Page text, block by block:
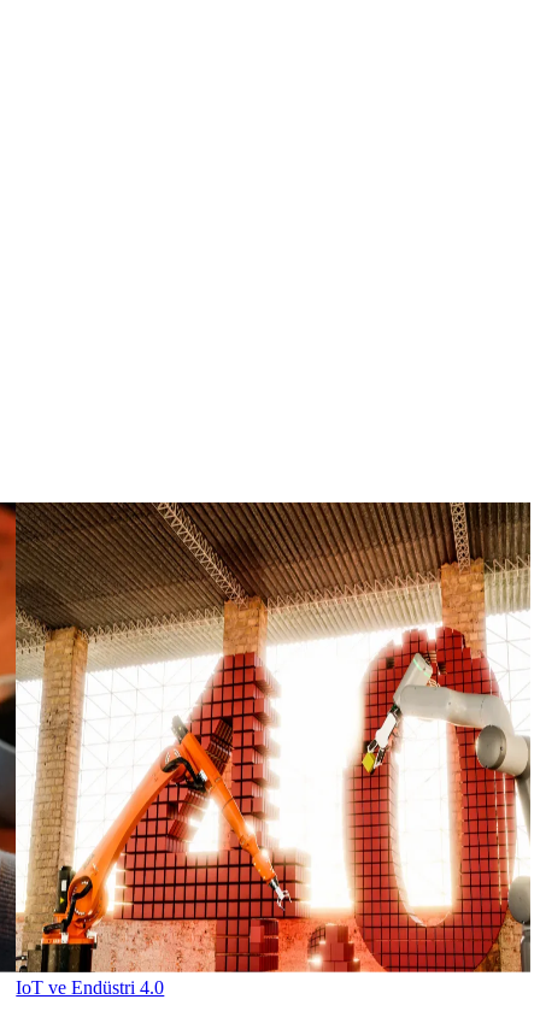
IoT ve Endüstri 4.0